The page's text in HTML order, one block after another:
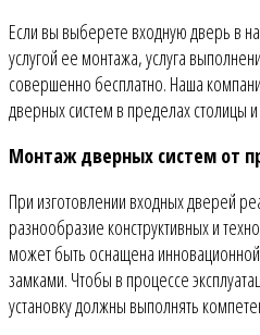
Если вы выберете входную дверь в
услугой ее монтажа, услуга
совершенно бесплатно. Наша
дверных систем в пределах столицы
Монтаж дверных систем от
При изготовлении входных дверей
разнообразие конструктивных и
может быть оснащена
замками. Чтобы в процессе
установку должны выполнять